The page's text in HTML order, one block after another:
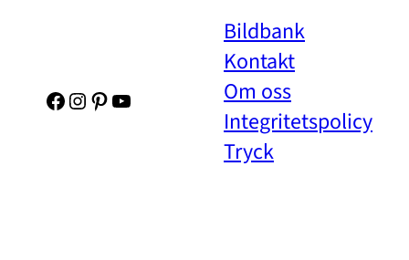
Facebook
Instagram
Pinterest
YouTube
Bildbank
Kontakt
Om oss
Integritetspolicy
Tryck